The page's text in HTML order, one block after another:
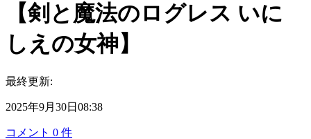
【剣と魔法のログレス いに
しえの女神】
最終更新:
2025年9月30日08:38
コメント 0 件